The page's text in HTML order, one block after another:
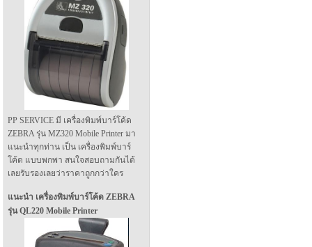
PP SERVICE มี เครื่องพิมพ์บาร์โค้ด
ZEBRA รุ่น MZ320 Mobile Printer มา
แนะนำทุกท่าน เป็น เครื่องพิมพ์บาร์
โค้ด แบบพกพา สนใจสอบถามกันได้
เลยรับรองเลยว่าราคาถูกกว่าใคร
แนะนำ เครื่องพิมพ์บาร์โค้ด ZEBRA
รุ่น QL220 Mobile Printer